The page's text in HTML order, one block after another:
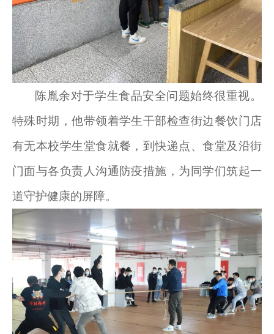
陈胤余对于学生食品安全问题始终很重视。
特殊时期，他带领着学生干部检查街边餐饮门店
有无本校学生堂食就餐，到快递点、食堂及沿街
门面与各负责人沟通防疫措施，为同学们筑起一
道守护健康的屏障。